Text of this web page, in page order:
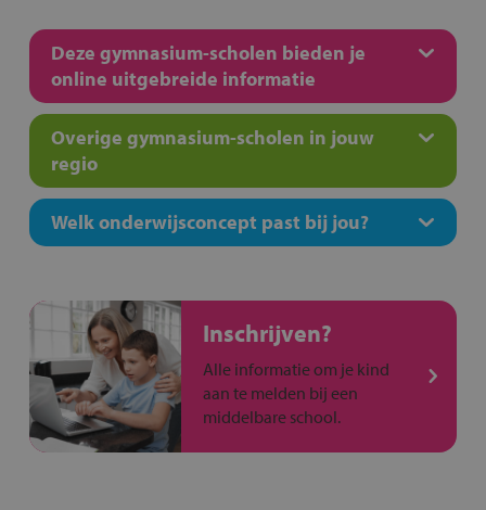
Deze gymnasium-scholen bieden je
online uitgebreide informatie
Overige gymnasium-scholen in jouw
regio
Welk onderwijsconcept past bij jou?
Inschrijven?
Alle informatie om je kind
aan te melden bij een
middelbare school.